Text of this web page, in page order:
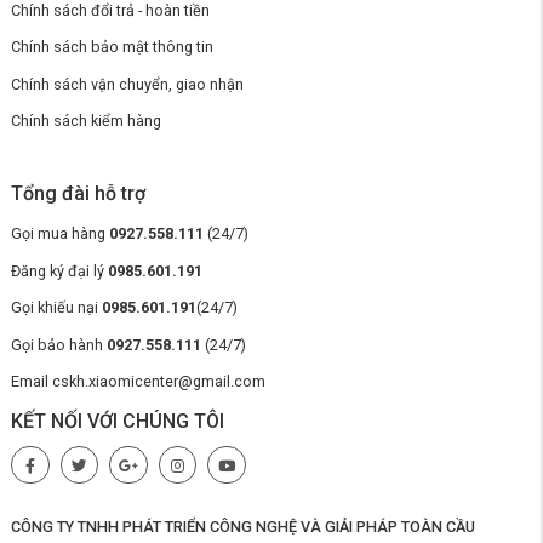
cảm biến này hoạt động với độ chính xác cao, liên tục giám sát chất
được hiển thị trên màn hình LED của máy, giúp người dùng dễ dàng
nhận biết mức độ ô nhiễm trong không gian dựa trên màu sắc của đèn
LED:
Màu xanh lá:
Màu đỏ:khong khí ô nhiễm nặng
Chính sách đổi trả - hoàn tiền
Chính sách bảo mật thông tin
Chính sách vận chuyển, giao nhận
Chính sách kiểm hàng
Tổng đài hỗ trợ
Gọi mua hàng 0927.558.111 (24/7)
Đăng ký đại lý 0985.601.191
Gọi khiếu nại 0985.601.191(24/7)
Gọi bảo hành 0927.558.111 (24/7)
Email cskh.xiaomicenter@gmail.com
KẾT NỐI VỚI CHÚNG TÔI
CÔNG TY TNHH PHÁT TRIỂN CÔNG NGHỆ VÀ GIẢI PHÁP TOÀN CẦU